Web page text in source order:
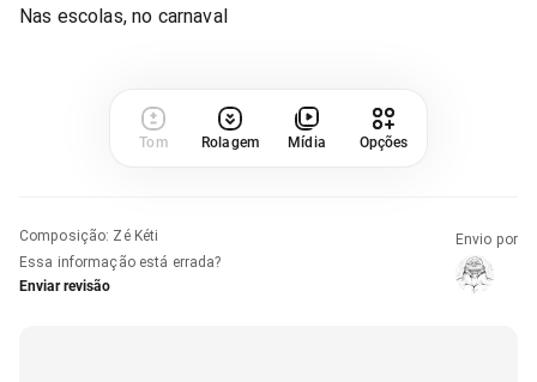
Nas escolas, no carnaval
Tom Rolagem Mídia Opções
Composição: Zé Kéti
Essa informação está errada?
Enviar revisão
Envio por